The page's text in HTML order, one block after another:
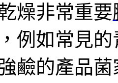
燥非常重要
例如常見
鹼的產品